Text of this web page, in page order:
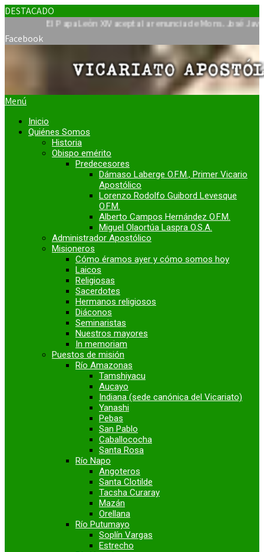
DESTACADO
El Papa León XIV acepta la renuncia de Mons. José Javier
Facebook
Menú
Inicio
Quiénes Somos
Historia
Obispo emérito
Predecesores
Dámaso Laberge O.F.M., Primer Vicario
Apostólico
Lorenzo Rodolfo Guibord Levesque
O.F.M.
Alberto Campos Hernández O.F.M.
Miguel Olaortúa Laspra O.S.A.
Administrador Apostólico
Misioneros
Cómo éramos ayer y cómo somos hoy
Laicos
Religiosas
Sacerdotes
Hermanos religiosos
Diáconos
Seminaristas
Nuestros mayores
In memoriam
Puestos de misión
Río Amazonas
Tamshiyacu
Aucayo
Indiana (sede canónica del Vicariato)
Yanashi
Pebas
San Pablo
Caballococha
Santa Rosa
Río Napo
Angoteros
Santa Clotilde
Tacsha Curaray
Mazán
Orellana
Río Putumayo
Soplín Vargas
Estrecho